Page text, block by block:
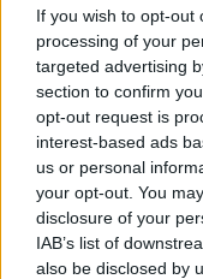
If you wish to opt-out
processing of your
targeted advertising
section to confirm
opt-out request is
interest-based ads
us or personal
your opt-out. You
disclosure of your
IAB’s list of
also be disclosed by
την περιοχή.
ΔΙΑΒΑΣΤΕ
Κόσμος|
Η Μελόνι
Ερντογάν -
ιταλικά ΜΜΕ